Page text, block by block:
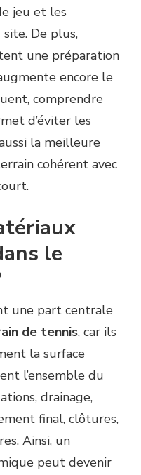
jeu et les
De plus,
une préparation
encore le
comprendre
d’éviter les
la meilleure
cohérent avec
le
une part centrale
de tennis, car ils
la surface
l’ensemble du
drainage,
final, clôtures,
Ainsi, un
peut devenir